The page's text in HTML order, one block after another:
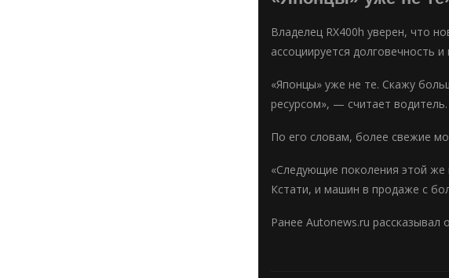
Владелец RX400h уверен, что
ассоциируется долговечность
«Японцы» уже не те. Скажу
ресурсом», — считает водитель.
По его словам, более свежие
«Следующие поколения этой
Кстати, и машин в продаже с
Ранее Autonews.ru